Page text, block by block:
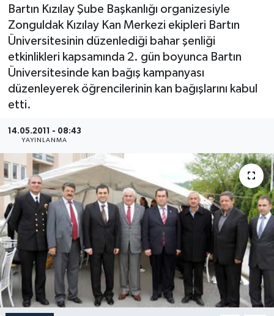
Bartın Kızılay Şube Başkanlığı organizesiyle
Zonguldak Kızılay Kan Merkezi ekipleri Bartın
Üniversitesinin düzenlediği bahar şenliği
etkinlikleri kapsamında 2. gün boyunca Bartın
Üniversitesinde kan bağış kampanyası
düzenleyerek öğrencilerinin kan bağışlarını kabul
etti.
14.05.2011 - 08:43
YAYINLANMA
Medya
Sağlık
Sinema
Spor
Tarım
Turizm
Yaşam
Yerel Yönetimler